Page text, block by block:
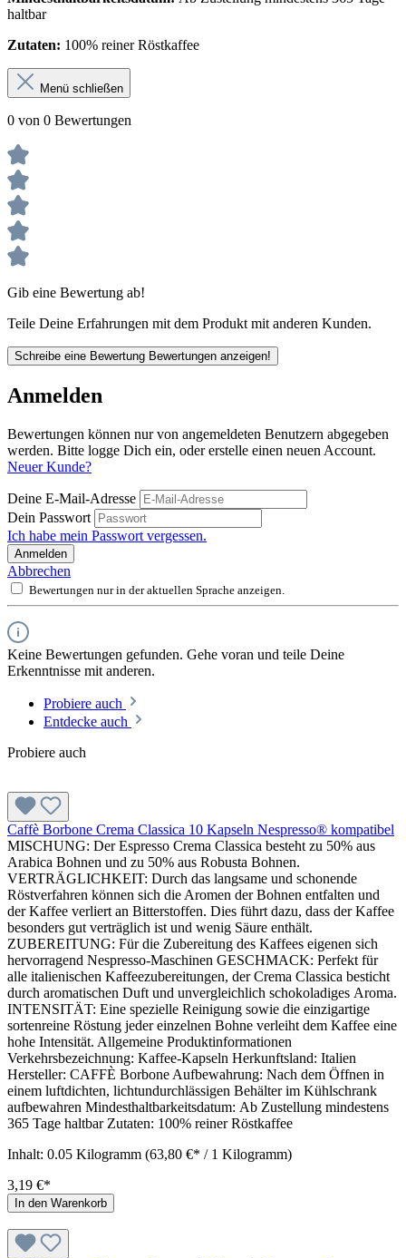
haltbar
Zutaten: 100% reiner Röstkaffee
Menü schließen
0 von 0 Bewertungen
Gib eine Bewertung ab!
Teile Deine Erfahrungen mit dem Produkt mit anderen Kunden.
Schreibe eine Bewertung Bewertungen anzeigen!
Anmelden
Bewertungen können nur von angemeldeten Benutzern abgegeben
werden. Bitte logge Dich ein, oder erstelle einen neuen Account.
Neuer Kunde?
Deine E-Mail-Adresse
Dein Passwort
Ich habe mein Passwort vergessen.
Anmelden
Abbrechen
Bewertungen nur in der aktuellen Sprache anzeigen.
Keine Bewertungen gefunden. Gehe voran und teile Deine
Erkenntnisse mit anderen.
Probiere auch
Entdecke auch
Probiere auch
Caffè Borbone Crema Classica 10 Kapseln Nespresso® kompatibel
MISCHUNG: Der Espresso Crema Classica besteht zu 50% aus
Arabica Bohnen und zu 50% aus Robusta Bohnen.
VERTRÄGLICHKEIT: Durch das langsame und schonende
Röstverfahren können sich die Aromen der Bohnen entfalten und
der Kaffee verliert an Bitterstoffen. Dies führt dazu, dass der Kaffee
besonders gut verträglich ist und wenig Säure enthält.
ZUBEREITUNG: Für die Zubereitung des Kaffees eigenen sich
hervorragend Nespresso-Maschinen GESCHMACK: Perfekt für
alle italienischen Kaffeezubereitungen, der Crema Classica besticht
durch aromatischen Duft und unvergleichlich schokoladiges Aroma.
INTENSITÄT: Eine spezielle Reinigung sowie die einzigartige
sortenreine Röstung jeder einzelnen Bohne verleiht dem Kaffee eine
hohe Intensität. Allgemeine Produktinformationen
Verkehrsbezeichnung: Kaffee-Kapseln Herkunftsland: Italien
Hersteller: CAFFÈ Borbone Aufbewahrung: Nach dem Öffnen in
einem luftdichten, lichtundurchlässigen Behälter im Kühlschrank
aufbewahren Mindesthaltbarkeitsdatum: Ab Zustellung mindestens
365 Tage haltbar Zutaten: 100% reiner Röstkaffee
Inhalt: 0.05 Kilogramm (63,80 €* / 1 Kilogramm)
3,19 €*
In den Warenkorb